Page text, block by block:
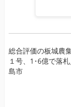
投
稿
ナ
総合評価の板城農
１号、1･6億で落
島市